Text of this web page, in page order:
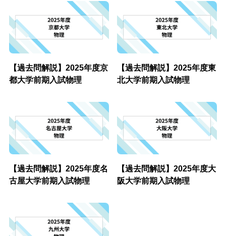
【過去問解説】2025年度京
都大学前期入試物理
【過去問解説】2025年度東
北大学前期入試物理
【過去問解説】2025年度名
古屋大学前期入試物理
【過去問解説】2025年度大
阪大学前期入試物理